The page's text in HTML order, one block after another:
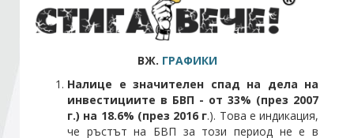
Членове
Абонирайте се!
ВЖ. ГРАФИКИ
Налице е значителен спад на дела на
инвестициите в БВП - от 33% (през 2007
г.) на 18.6% (през 2016 г.). Това е индикация,
че ръстът на БВП за този период не е в